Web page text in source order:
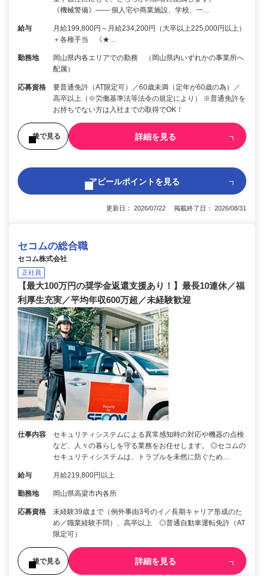
《機械警備》―― 個人宅や商業施設、学校、一…
給与
月給199,800円～月給234,200円（大卒以上225,000円以上）
＋各種手当 《★…
勤務地
岡山県内各エリアでの勤務 （岡山県内いずれかの事業所へ
配属）
応募資格
要普通免許（AT限定可）／60歳未満（定年が60歳の為）／
高卒以上（※労働基準法等法令の規定により） ※普通免許を
お持ちでない方は入社までの取得でOK！
後で見る 詳細を見る
アピールポイントを見る
更新日： 2026/07/22 掲載終了日： 2026/08/31
セコムの総合職
セコム株式会社
正社員
【最大100万円の奨学金返還支援あり！】最長10連休／福
利厚生充実／平均年収600万超／未経験歓迎
仕事内容
セキュリティシステムによる異常感知時の対応や機器の点検
など、人々の暮らしを守る業務をお任せします。 ◎セコムの
セキュリティシステムは、トラブルを未然に防ぐため…
給与 月給219,800円以上
勤務地 岡山県高梁市内各所
応募資格
未経験39歳まで（例外事由3号のイ／長期キャリア形成のた
め／職業経験不問）、高卒以上 ◎普通自動車運転免許（AT
限定可）
後で見る 詳細を見る